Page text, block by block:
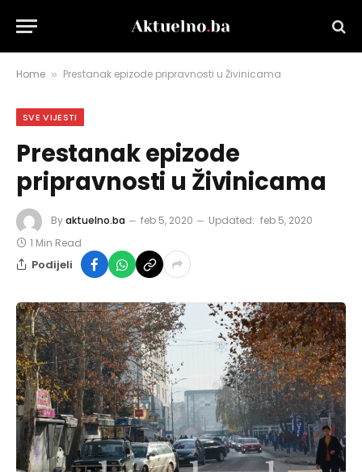
Home » Prestanak epizode pripravnosti u Živinicama
SVE VIJESTI
Prestanak epizode
pripravnosti u Živinicama
Byaktuelno.ba feb 5, 2020 Updated: feb 5, 2020
1 Min Read
Podijeli